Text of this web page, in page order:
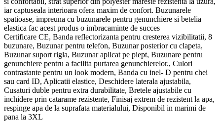
iar captuseala interioara ofera maxim de confort. Buzunarele
spatioase, impreuna cu buzunarele pentru genunchiere si betelia
elastica fac acest produs o imbracaminte de succes
Certificare CE, Banda reflectorizanta pentru cresterea vizibilitatii, 8
buzunare, Buzunar pentru telefon, Buzunar posterior cu clapeta,
Buzunar suport rigla, Buzunar aplicat pe piept, Buzunare pentru
genunchiere pentru a facilita purtarea genunchierelor., Culori
contrastante pentru un look modern, Banda cu inel- D pentru chei
sau card ID, Aplicatii elastice, Deschidere laterala ajustabila,
Cusaturi duble pentru extra durabilitate, Bretele ajustabile cu
inchidere prin catarame rezistente, Finisaj extrem de rezistent la apa,
respinge apa de la suprafata materialului, Disponibil in marimi de
pana la 3XL